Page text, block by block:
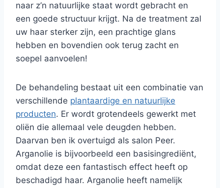
naar z’n natuurlijke staat wordt gebracht en
een goede structuur krijgt. Na de treatment zal
uw haar sterker zijn, een prachtige glans
hebben en bovendien ook terug zacht en
soepel aanvoelen!
De behandeling bestaat uit een combinatie van
verschillende plantaardige en natuurlijke
producten. Er wordt grotendeels gewerkt met
oliën die allemaal vele deugden hebben.
Daarvan ben ik overtuigd als salon Peer.
Arganolie is bijvoorbeeld een basisingrediënt,
omdat deze een fantastisch effect heeft op
beschadigd haar. Arganolie heeft namelijk